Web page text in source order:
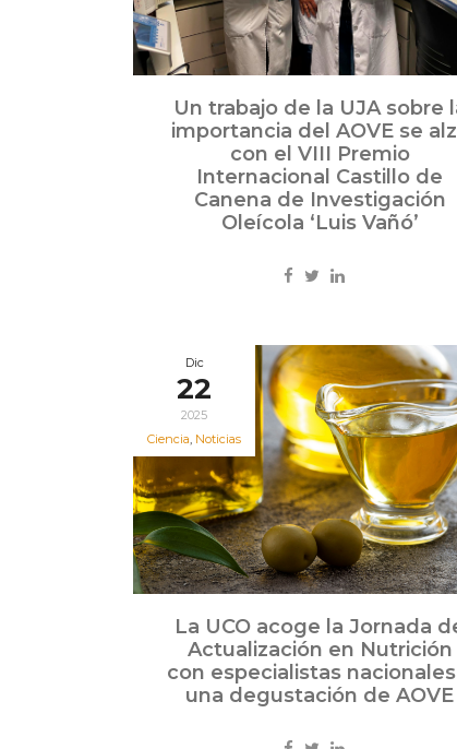
Un trabajo de la UJA sobre
importancia del AOVE se
con el VIII Premio
Internacional Castillo de
Canena de Investigación
Oleícola ‘Luis Vañó’
Dic
22
2025
Ciencia, Noticias
La UCO acoge la Jornada
Actualización en Nutrición
con especialistas
una degustación de AOVE